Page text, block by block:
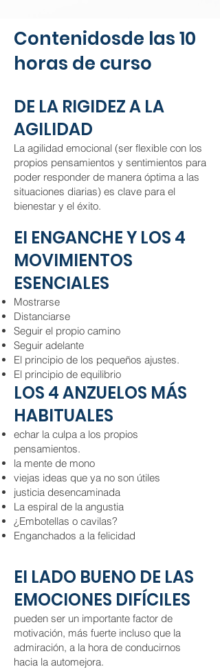
Contenidosde las 10
horas de curso
DE LA RIGIDEZ A LA
AGILIDAD
La agilidad emocional (ser flexible con los
propios pensamientos y sentimientos para
poder responder de manera óptima a las
situaciones diarias) es clave para el
bienestar y el éxito.
El ENGANCHE Y LOS 4
MOVIMIENTOS
ESENCIALES
Mostrarse
Distanciarse
Seguir el propio camino
Seguir adelante
El principio de los pequeños ajustes.
El principio de equilibrio
LOS 4 ANZUELOS MÁS
HABITUALES
echar la culpa a los propios
pensamientos.
la mente de mono
viejas ideas que ya no son útiles
justicia desencaminada
La espiral de la angustia
¿Embotellas o cavilas?
Enganchados a la felicidad
El LADO BUENO DE LAS
EMOCIONES DIFÍCILES
pueden ser un importante factor de
motivación, más fuerte incluso que la
admiración, a la hora de conducirnos
hacia la automejora.